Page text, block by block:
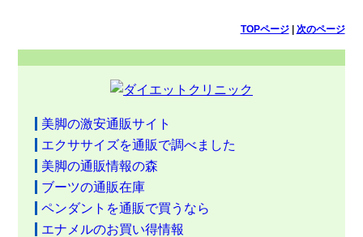
TOPページ| 次のページ
美脚の激安通販サイト
エクササイズを通販で調べました
美脚の通販情報の森
ブーツの通販在庫
ペンダントを通販で買うなら
エナメルのお買い得情報